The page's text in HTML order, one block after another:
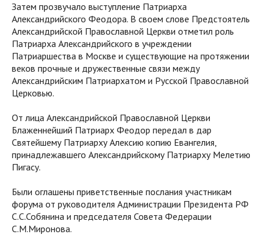
Затем прозвучало выступление Патриарха
Александрийского Феодора. В своем слове Предстоятель
Александрийской Православной Церкви отметил роль
Патриарха Александрийского в учреждении
Патриаршества в Москве и существующие на протяжении
веков прочные и дружественные связи между
Александрийским Патриархатом и Русской Православной
Церковью.
От лица Александрийской Православной Церкви
Блаженнейший Патриарх Феодор передал в дар
Святейшему Патриарху Алексию копию Евангелия,
принадлежавшего Александрийскому Патриарху Мелетию
Пигасу.
Были оглашены приветственные послания участникам
форума от руководителя Администрации Президента РФ
С.С.Собянина и председателя Совета Федерации
С.М.Миронова.